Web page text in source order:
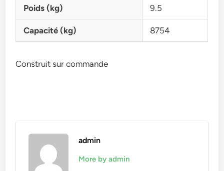
Poids (kg) 9.5
Capacité (kg) 8754
Construit sur commande
admin
More by admin